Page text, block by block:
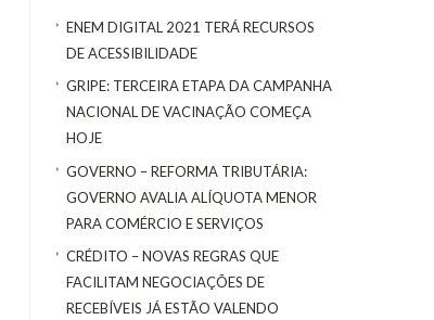
ENEM DIGITAL 2021 TERÁ RECURSOS
DE ACESSIBILIDADE
GRIPE: TERCEIRA ETAPA DA CAMPANHA
NACIONAL DE VACINAÇÃO COMEÇA
HOJE
GOVERNO – REFORMA TRIBUTÁRIA:
GOVERNO AVALIA ALÍQUOTA MENOR
PARA COMÉRCIO E SERVIÇOS
CRÉDITO – NOVAS REGRAS QUE
FACILITAM NEGOCIAÇÕES DE
RECEBÍVEIS JÁ ESTÃO VALENDO